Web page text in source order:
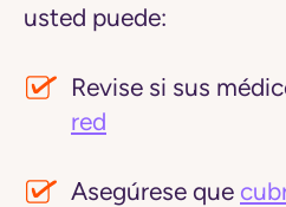
usted puede:
Revise si sus
red
Asegúrese que